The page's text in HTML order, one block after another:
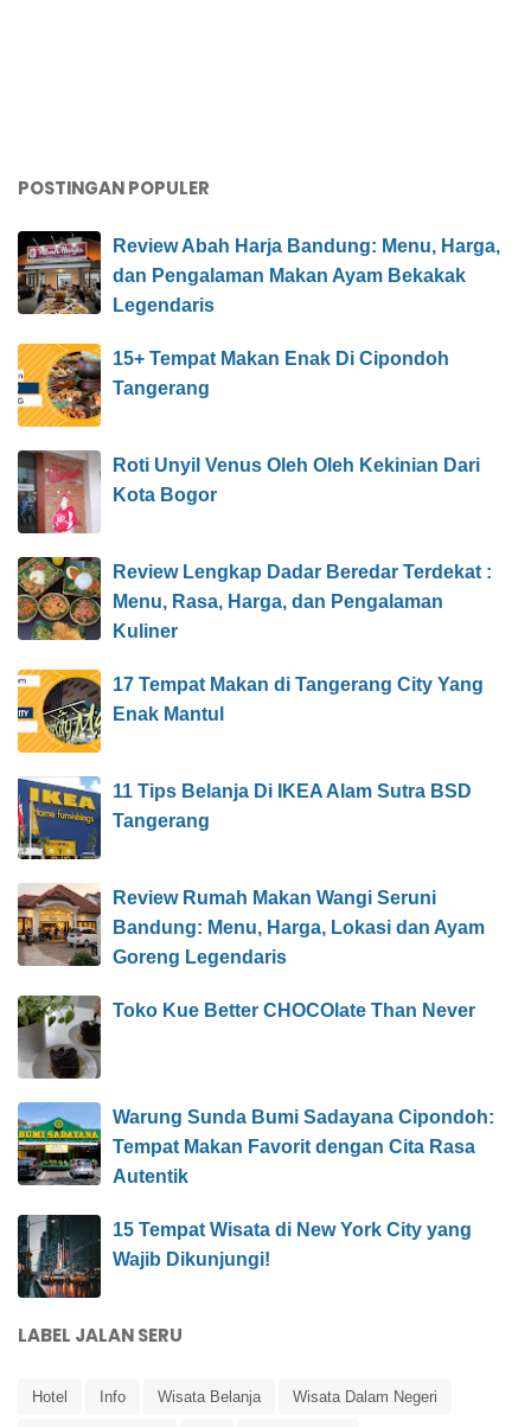
POSTINGAN POPULER
Review Abah Harja Bandung: Menu, Harga,
dan Pengalaman Makan Ayam Bekakak
Legendaris
15+ Tempat Makan Enak Di Cipondoh
Tangerang
Roti Unyil Venus Oleh Oleh Kekinian Dari
Kota Bogor
Review Lengkap Dadar Beredar Terdekat :
Menu, Rasa, Harga, dan Pengalaman
Kuliner
17 Tempat Makan di Tangerang City Yang
Enak Mantul
11 Tips Belanja Di IKEA Alam Sutra BSD
Tangerang
Review Rumah Makan Wangi Seruni
Bandung: Menu, Harga, Lokasi dan Ayam
Goreng Legendaris
Toko Kue Better CHOCOlate Than Never
Warung Sunda Bumi Sadayana Cipondoh:
Tempat Makan Favorit dengan Cita Rasa
Autentik
15 Tempat Wisata di New York City yang
Wajib Dikunjungi!
LABEL JALAN SERU
Hotel Info Wisata Belanja Wisata Dalam Negeri